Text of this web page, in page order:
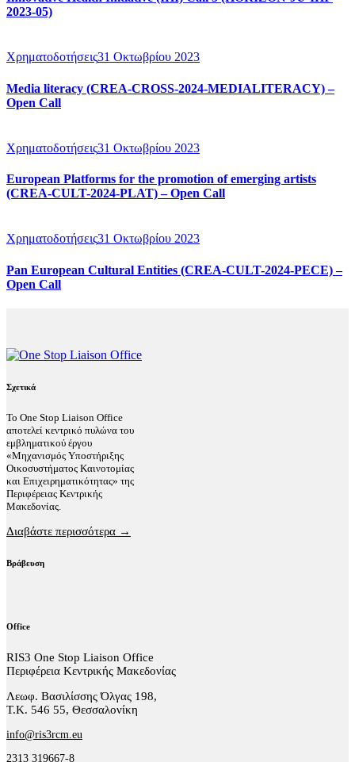
2023-05)
Χρηματοδοτήσεις31 Οκτωβρίου 2023
Media literacy (CREA-CROSS-2024-MEDIALITERACY) –
Open Call
Χρηματοδοτήσεις31 Οκτωβρίου 2023
European Platforms for the promotion of emerging artists
(CREA-CULT-2024-PLAT) – Open Call
Χρηματοδοτήσεις31 Οκτωβρίου 2023
Pan European Cultural Entities (CREA-CULT-2024-PECE) –
Open Call
Σχετικά
Το One Stop Liaison Office
αποτελεί κεντρικό πυλώνα του
εμβληματικού έργου
«Μηχανισμός Υποστήριξης
Οικοσυστήματος Καινοτομίας
και Επιχειρηματικότητας» της
Περιφέρειας Κεντρικής
Μακεδονίας.
Διαβάστε περισσότερα →
Βράβευση
Office
RIS3 One Stop Liaison Office
Περιφέρεια Κεντρικής Μακεδονίας
Λεωφ. Βασιλίσσης Όλγας 198,
Τ.Κ. 546 55, Θεσσαλονίκη
info@ris3rcm.eu
2313 319667-8